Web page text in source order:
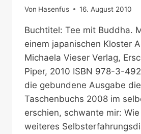
Von Hasenfus 16. August 2010
Buchtitel: Tee mit Buddha.
einem japanischen Kloster
Michaela Vieser Verlag,
Piper, 2010 ISBN 978-3-
die gebundene Ausgabe
Taschenbuchs 2008 im
erschien, schwante mir:
weiteres